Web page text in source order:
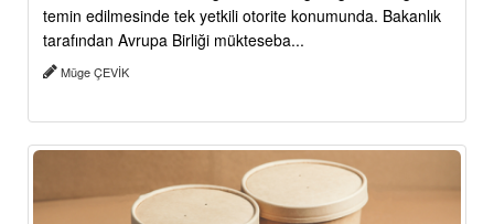
temin edilmesinde tek yetkili otorite konumunda. Bakanlık
tarafından Avrupa Birliği mükteseba...
Müge ÇEVİK